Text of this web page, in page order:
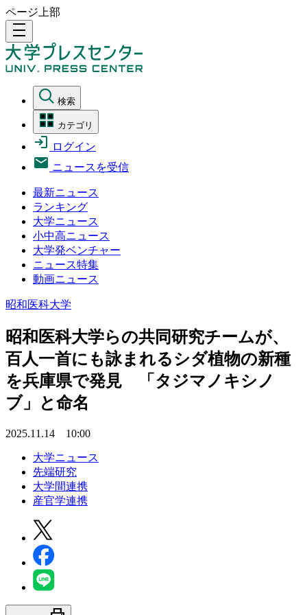
ページ上部
density_medium
検索
カテゴリ
ログイン
ニュースを受信
最新ニュース
ランキング
大学ニュース
小中高ニュース
大学発ベンチャー
ニュース特集
動画ニュース
昭和医科大学
昭和医科大学らの共同研究チームが、
百人一首にも詠まれるシダ植物の新種
を兵庫県で発見 「タジマノキシノ
ブ」と命名
2025.11.14 10:00
大学ニュース
先端研究
大学間連携
産官学連携